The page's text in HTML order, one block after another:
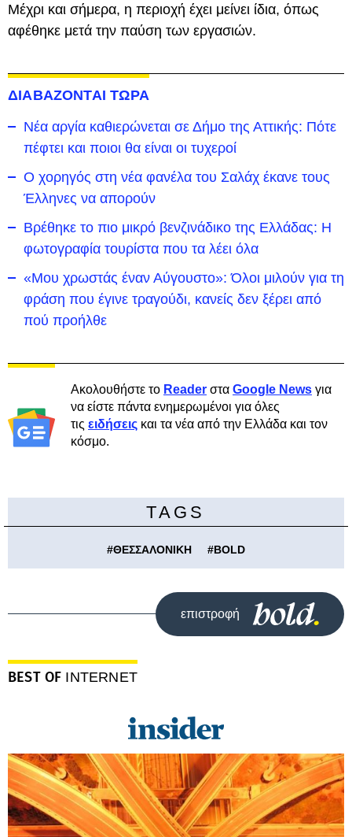
Μέχρι και σήμερα, η περιοχή έχει μείνει ίδια, όπως
αφέθηκε μετά την παύση των εργασιών.
ΔΙΑΒΑΖΟΝΤΑΙ ΤΩΡΑ
Νέα αργία καθιερώνεται σε Δήμο της Αττικής: Πότε
πέφτει και ποιοι θα είναι οι τυχεροί
Ο χορηγός στη νέα φανέλα του Σαλάχ έκανε τους
Έλληνες να απορούν
Βρέθηκε το πιο μικρό βενζινάδικο της Ελλάδας: Η
φωτογραφία τουρίστα που τα λέει όλα
«Μου χρωστάς έναν Αύγουστο»: Όλοι μιλούν για τη
φράση που έγινε τραγούδι, κανείς δεν ξέρει από
πού προήλθε
Ακολουθήστε το Reader στα Google News για
να είστε πάντα ενημερωμένοι για όλες
τις ειδήσεις και τα νέα από την Ελλάδα και τον
κόσμο.
TAGS
#ΘΕΣΣΑΛΟΝΙΚΗ #BOLD
επιστροφή
BEST OF INTERNET